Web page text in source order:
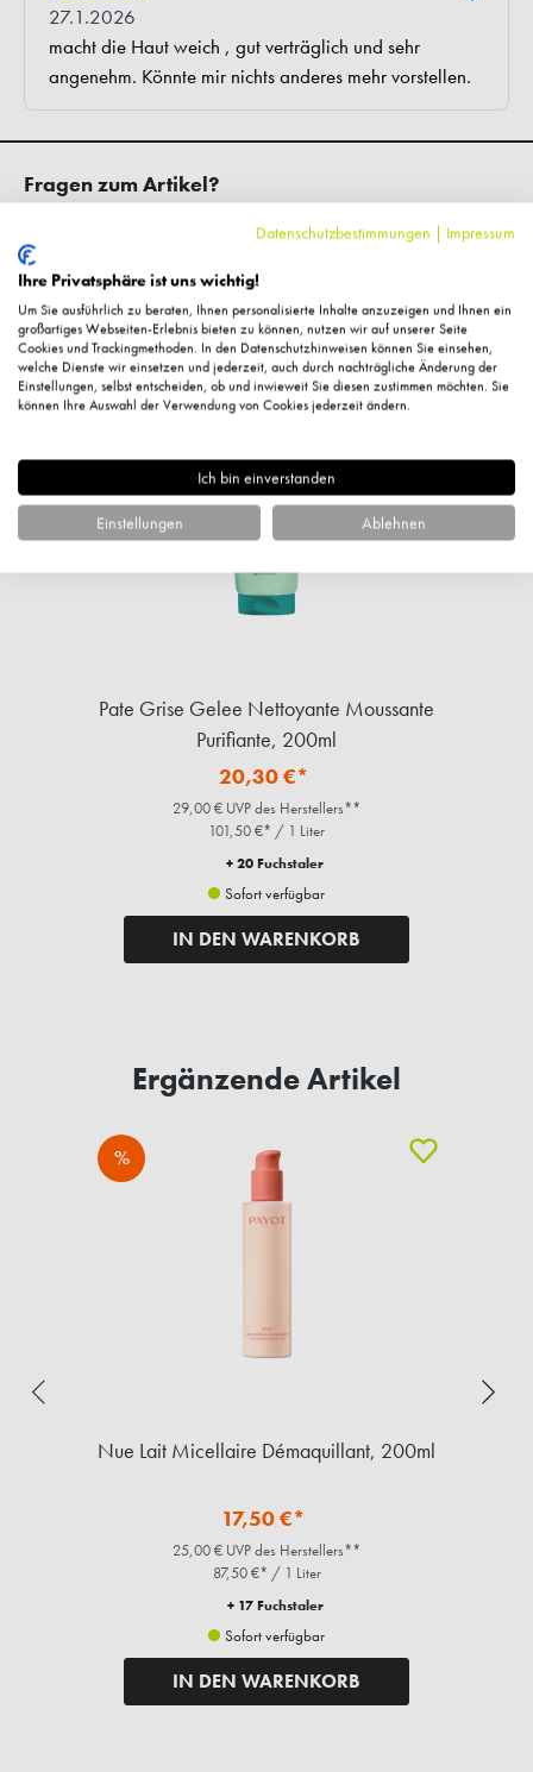
Fragen zum Artikel?
Ähnliche Artikel
%
Pate Grise Gelee Nettoyante Moussante
Purifiante, 200ml
20,30 €*
29,00 € UVP des Herstellers**
101,50 €* / 1 Liter
+ 20 Fuchstaler
Sofort verfügbar
IN DEN WARENKORB
Ergänzende Artikel
%
Nue Lait Micellaire Démaquillant, 200ml
17,50 €*
25,00 € UVP des Herstellers**
87,50 €* / 1 Liter
+ 17 Fuchstaler
Sofort verfügbar
IN DEN WARENKORB
Datenschutzbestimmungen | Impressum
Ihre Privatsphäre ist uns wichtig!
Um Sie ausführlich zu beraten, Ihnen personalisierte Inhalte anzuzeigen und Ihnen ein
großartiges Webseiten-Erlebnis bieten zu können, nutzen wir auf unserer Seite
Cookies und Trackingmethoden. In den Datenschutzhinweisen können Sie einsehen,
welche Dienste wir einsetzen und jederzeit, auch durch nachträgliche Änderung der
Einstellungen, selbst entscheiden, ob und inwieweit Sie diesen zustimmen möchten. Sie
können Ihre Auswahl der Verwendung von Cookies jederzeit ändern.
Ich bin einverstanden
Einstellungen Ablehnen